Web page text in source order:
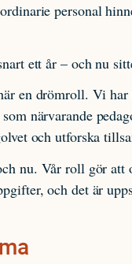
personal
ett år – och nu
en drömroll. Vi
närvarande
och utforska
nu. Vår roll gör att
och det är